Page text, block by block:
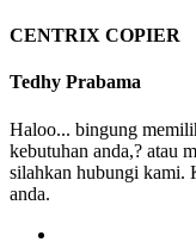
CENTRIX COPIER
Tedhy Prabama
Haloo... bingung
kebutuhan anda,? atau
silahkan hubungi kami.
anda.